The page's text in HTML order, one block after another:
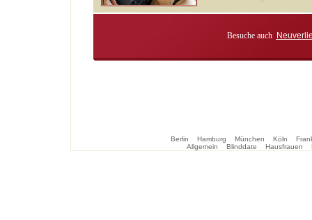
Besuche auch
Berlin Hamburg München Köln
Allgemein
Blinddate Hausfrauen